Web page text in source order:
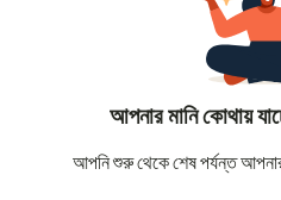
আপনার মানি কোথায়
আপনি শুরু থেকে শেষ পর্যন্ত আপনার